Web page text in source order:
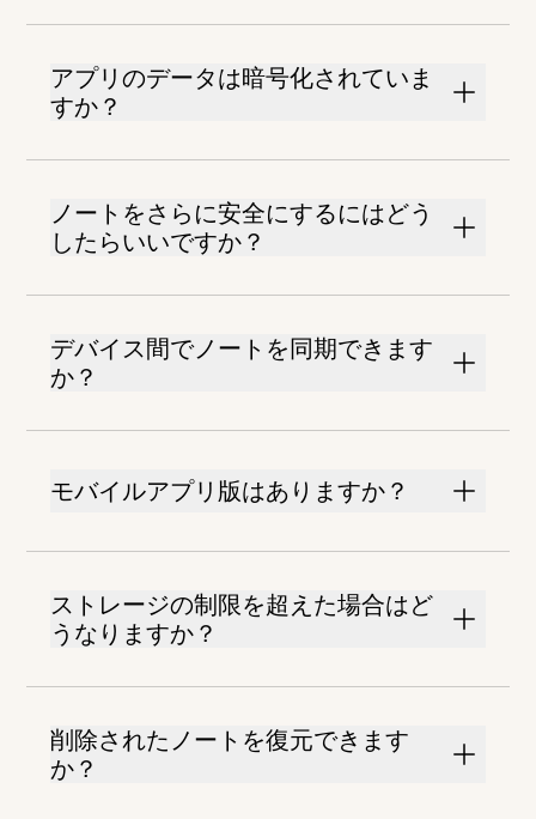
アプリのデータは暗号化されていま
すか？
ノートをさらに安全にするにはどう
したらいいですか？
デバイス間でノートを同期できます
か？
モバイルアプリ版はありますか？
ストレージの制限を超えた場合はど
うなりますか？
削除されたノートを復元できます
か？